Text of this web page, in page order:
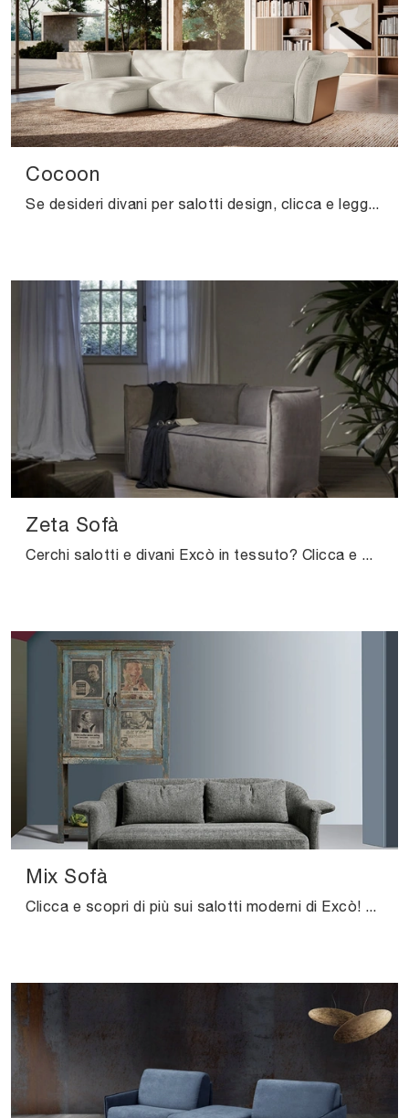
Cocoon
Zeta Sofà
Cerchi salotti e divani Excò in tessuto? Clicca e scopri di più sul modello Zeta Sofà per spazi moderni.
Mix Sofà
Clicca e scopri di più sui salotti moderni di Excò! Differenti modelli di divani, come Mix Sofà, ti aspettano.